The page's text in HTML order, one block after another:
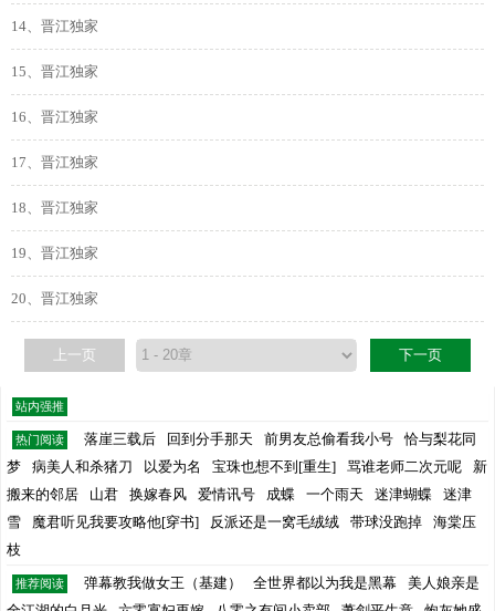
14、晋江独家
15、晋江独家
16、晋江独家
17、晋江独家
18、晋江独家
19、晋江独家
20、晋江独家
上一页 下一页
站内强推
热门阅读 落崖三载后 回到分手那天 前男友总偷看我小号
恰与梨花同
梦
病美人和杀猪刀 以爱为名 宝珠也想不到[重生] 骂谁老师二次元呢
新
搬来的邻居
山君 换嫁春风 爱情讯号 成蝶 一个雨天 迷津蝴蝶
迷津
雪
魔君听见我要攻略他[穿书] 反派还是一窝毛绒绒 带球没跑掉
海棠压
枝
推荐阅读 弹幕教我做女王（基建） 全世界都以为我是黑幕
美人娘亲是